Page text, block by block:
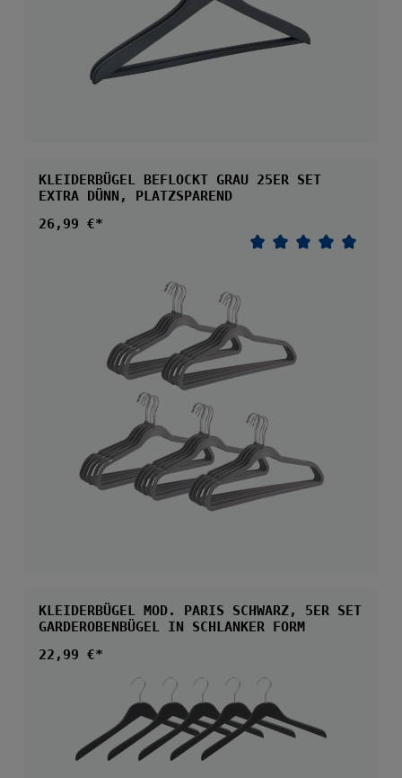
KLEIDERBÜGEL BEFLOCKT GRAU 25ER SET
EXTRA DÜNN, PLATZSPAREND
Regulärer Preis:
26,99 €*
KLEIDERBÜGEL MOD. PARIS SCHWARZ, 5ER SET
GARDEROBENBÜGEL IN SCHLANKER FORM
Regulärer Preis:
22,99 €*